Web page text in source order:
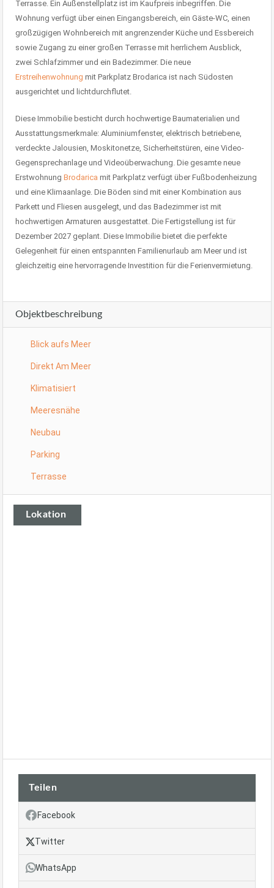
Terrasse. Ein Außenstellplatz ist im Kaufpreis inbegriffen. Die
Wohnung verfügt über einen Eingangsbereich, ein Gäste-WC, einen
großzügigen Wohnbereich mit angrenzender Küche und Essbereich
sowie Zugang zu einer großen Terrasse mit herrlichem Ausblick,
zwei Schlafzimmer und ein Badezimmer. Die neue
Erstreihenwohnung mit Parkplatz Brodarica ist nach Südosten
ausgerichtet und lichtdurchflutet.
Diese Immobilie besticht durch hochwertige Baumaterialien und
Ausstattungsmerkmale: Aluminiumfenster, elektrisch betriebene,
verdeckte Jalousien, Moskitonetze, Sicherheitstüren, eine Video-
Gegensprechanlage und Videoüberwachung. Die gesamte neue
Erstwohnung Brodarica mit Parkplatz verfügt über Fußbodenheizung
und eine Klimaanlage. Die Böden sind mit einer Kombination aus
Parkett und Fliesen ausgelegt, und das Badezimmer ist mit
hochwertigen Armaturen ausgestattet. Die Fertigstellung ist für
Dezember 2027 geplant. Diese Immobilie bietet die perfekte
Gelegenheit für einen entspannten Familienurlaub am Meer und ist
gleichzeitig eine hervorragende Investition für die Ferienvermietung.
Objektbeschreibung
Blick aufs Meer
Direkt Am Meer
Klimatisiert
Meeresnähe
Neubau
Parking
Terrasse
Lokation
Teilen
Facebook
Twitter
WhatsApp